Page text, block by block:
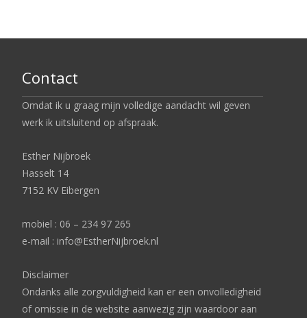
Contact
Omdat ik u graag mijn volledige aandacht wil geven
werk ik uitsluitend op afspraak.
Esther Nijbroek
Hasselt 14
7152 KV Eibergen
mobiel : 06 – 234 97 265
e-mail : info@EstherNijbroek.nl
Disclaimer
Ondanks alle zorgvuldigheid kan er een onvolledigheid
of omissie in de website aanwezig zijn waardoor aan